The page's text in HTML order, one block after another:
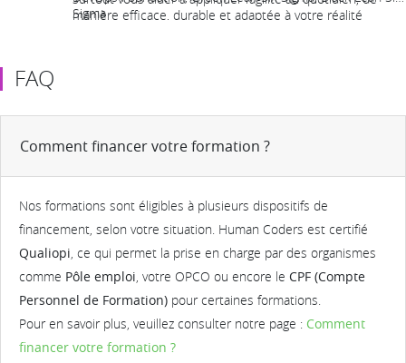
manière efficace, durable et adaptée à votre réalité
Sigma
FAQ
Comment financer votre formation ?
Nos formations sont éligibles à plusieurs dispositifs de
financement, selon votre situation. Human Coders est certifié
Qualiopi, ce qui permet la prise en charge par des organismes
comme Pôle emploi, votre OPCO ou encore le CPF (Compte
Personnel de Formation) pour certaines formations.
Pour en savoir plus, veuillez consulter notre page : Comment
financer votre formation ?